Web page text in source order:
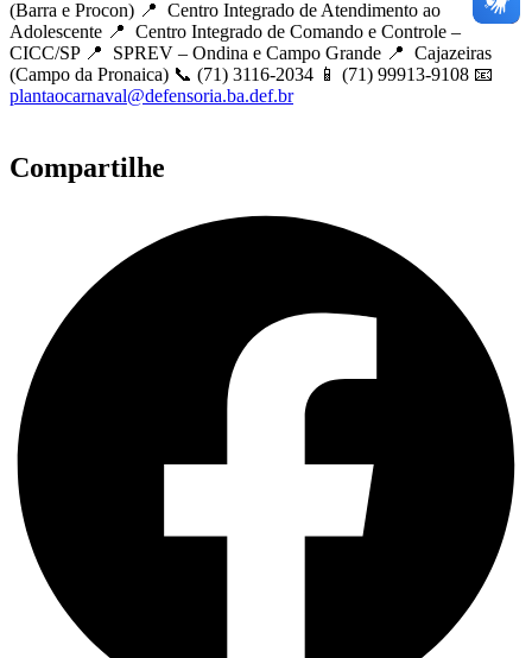
(Barra e Procon) 📍 Centro Integrado de Atendimento ao
Adolescente 📍 Centro Integrado de Comando e Controle –
CICC/SP 📍 SPREV – Ondina e Campo Grande 📍 Cajazeiras
(Campo da Pronaica) 📞 (71) 3116-2034 📱 (71) 99913-9108 📧
plantaocarnaval@defensoria.ba.def.br
Compartilhe